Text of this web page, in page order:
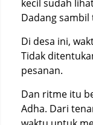
kecil sudah
Dadang
Di desa ini,
Tidak
pesanan.
Dan ritme itu
Adha. Dari